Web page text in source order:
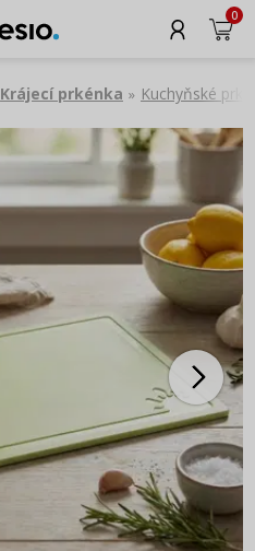
0
Krájecí prkénka » Kuchyňské